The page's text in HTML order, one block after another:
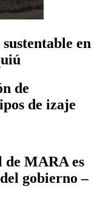
en
de
de izaje
de MARA es
gobierno –